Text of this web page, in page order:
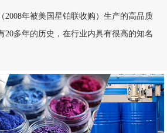
20多年的历史，在行业内具有很高的知名